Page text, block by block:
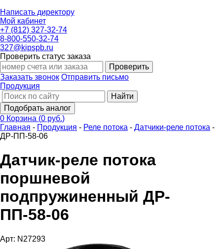
Написать директору
Мой кабинет
+7 (812) 327-32-74
8-800-550-32-74
327@kipspb.ru
Проверить статус заказа
Проверить
Заказать звонок Отправить письмо
Продукция
Найти
Подобрать аналог
0 Корзина (0 руб.)
Главная - Продукция - Реле потока - Датчики-реле потока -
ДР-ПП-58-06
Датчик-реле потока
поршневой
подпружиненный ДР-
ПП-58-06
Арт: N27293